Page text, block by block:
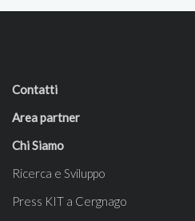
Contatti
Area partner
Chi Siamo
Ricerca e Sviluppo
Press KIT a Cergnago